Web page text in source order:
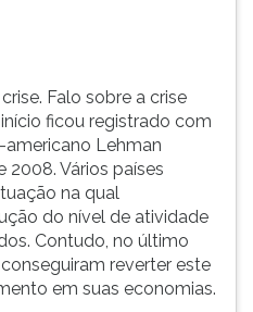
Falo sobre a crise
ficou registrado com
Lehman
Vários países
na qual
do nível de atividade
Contudo, no último
reverter este
em suas economias.